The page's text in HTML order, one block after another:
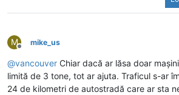
M
Deconectat
mike_us
@vancouver Chiar dacă ar lăsa doar
limită de 3 tone, tot ar ajuta. Traficul s-ar
24 de kilometri de autostradă care ar sta